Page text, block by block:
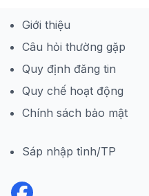
Giới thiệu
Câu hỏi thường gặp
Quy định đăng tin
Quy chế hoạt động
Chính sách bảo mật
Sáp nhập tỉnh/TP